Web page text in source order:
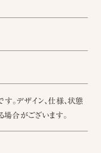
。デザイン、仕様、状態
場合がございます。